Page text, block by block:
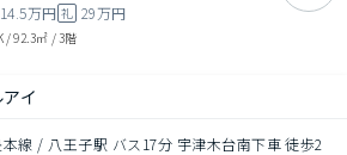
14.5万円 礼 29万円
/92.3㎡ /3階
イ
本線 / 八王子駅 バス17分 宇津木台南下車 徒歩2